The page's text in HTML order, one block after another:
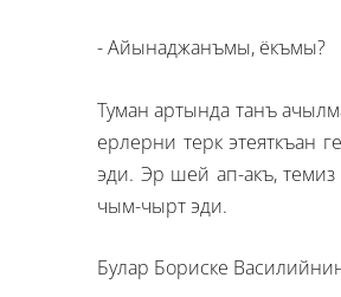
- Айынаджанъмы, ёкъмы?
Туман артында танъ
ерлерни терк этеяткъан
эди. Эр шей ап-акъ, темиз
чым-чырт эди.
Булар Бориске